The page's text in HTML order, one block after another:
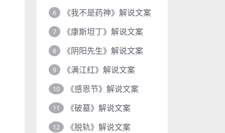
6 《我不是药神》解说文案
7 《康斯坦丁》解说文案
8 《阴阳先生》解说文案
9 《满江红》解说文案
10 《感恩节》解说文案
11 《破墓》解说文案
12 《脱轨》解说文案